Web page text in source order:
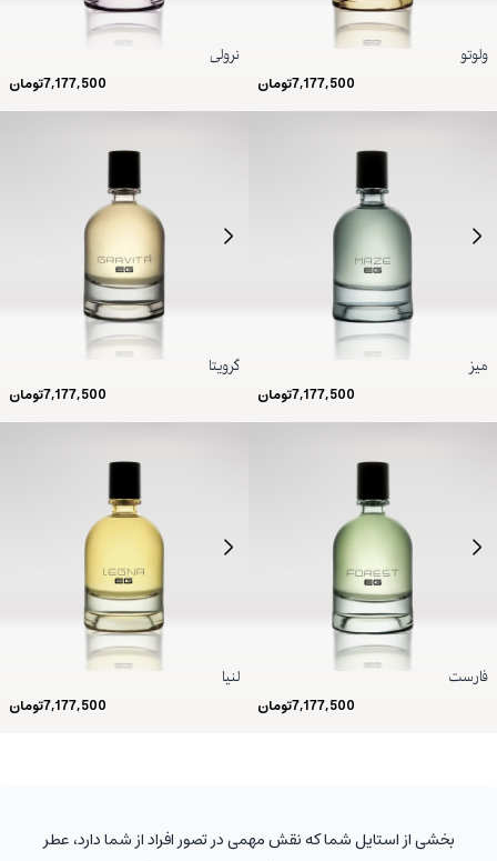
ولوتو
7,177,500تومان
نرولی
7,177,500تومان
میز
7,177,500تومان
گرویتا
7,177,500تومان
فارست
7,177,500تومان
لنیا
7,177,500تومان
بخشی از استایل شما که نقش مهمی در تصور افراد از شما دارد، عطر